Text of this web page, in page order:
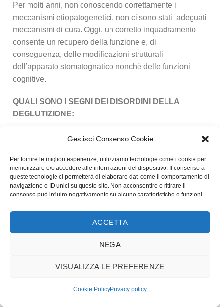
Gestisci Consenso Cookie
Per fornire le migliori esperienze, utilizziamo tecnologie come i cookie per
memorizzare e/o accedere alle informazioni del dispositivo. Il consenso a
queste tecnologie ci permetterà di elaborare dati come il comportamento di
navigazione o ID unici su questo sito. Non acconsentire o ritirare il
consenso può influire negativamente su alcune caratteristiche e funzioni.
ACCETTA
NEGA
VISUALIZZA LE PREFERENZE
Cookie PolicyPrivacy policy
Per molti anni, non conoscendo correttamente i
meccanismi etiopatogenetici, non ci sono stati adeguati
meccanismi di cura. Oggi, un corretto inquadramento
consente un recupero della funzione e, di
conseguenza, delle modificazioni strutturali
dell’apparato stomatognatico nonchè delle funzioni
cognitive.
QUALI SONO I SEGNI DEI DISORDINI DELLA
DEGLUTIZIONE:
Presenza di cheiliti angolari, labbra secche o con
Mancanza di contatto anche minimo del gruppo
frontale o beanze
Presenza di tartaro sulla faccia vestibolare
Presenza di lingua con postura alta e di grosse
dimensioni a volte con impronte dei denti sui
Non riesce a contrarre il massetere senza usare
Non riesce a deglutire con i masseteri contratti (